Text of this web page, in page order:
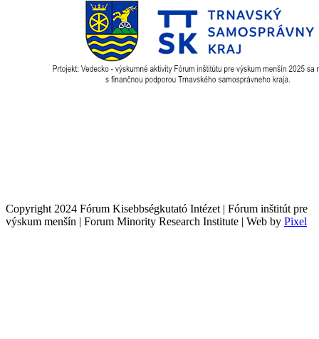
Copyright 2024 Fórum Kisebbségkutató Intézet | Fórum inštitút pre
výskum menšín | Forum Minority Research Institute | Web by Pixel